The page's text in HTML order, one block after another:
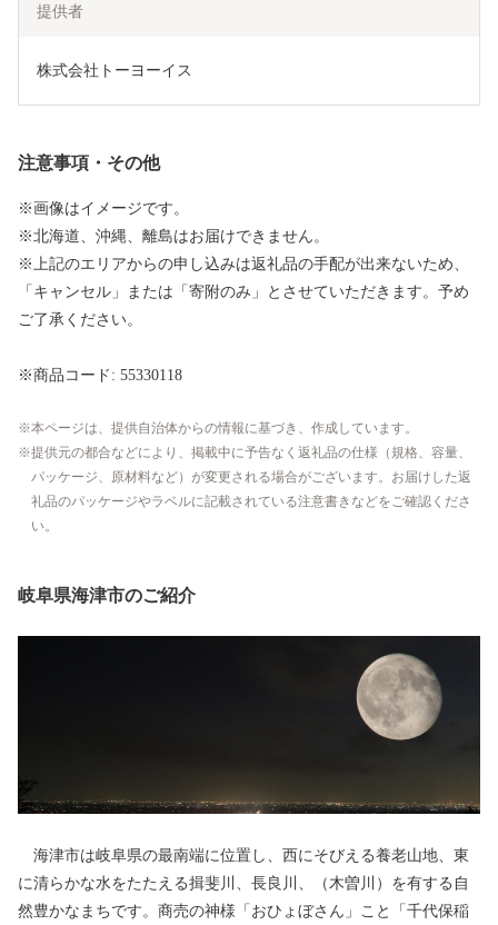
提供者
株式会社トーヨーイス
注意事項・その他
※画像はイメージです。
※北海道、沖縄、離島はお届けできません。
※上記のエリアからの申し込みは返礼品の手配が出来ないため、
「キャンセル」または「寄附のみ」とさせていただきます。予め
ご了承ください。
※商品コード: 55330118
本ページは、提供自治体からの情報に基づき、作成しています。
提供元の都合などにより、掲載中に予告なく返礼品の仕様（規格、容量、
パッケージ、原材料など）が変更される場合がございます。お届けした返
礼品のパッケージやラベルに記載されている注意書きなどをご確認くださ
い。
岐阜県海津市のご紹介
海津市は岐阜県の最南端に位置し、西にそびえる養老山地、東
に清らかな水をたたえる揖斐川、長良川、（木曽川）を有する自
然豊かなまちです。商売の神様「おひょぼさん」こと「千代保稲